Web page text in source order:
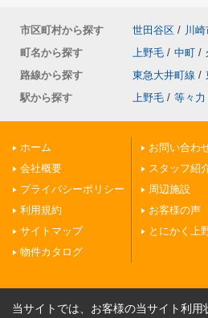
市区町村から探す 世田谷区 / 川
町名から探す
上野毛 / 中町 /
路線から探す
東急大井町線 /
駅から探す
上野毛 / 等々力
ホーム
会社概要
プライバシーポリシー
利用規約
サイトマップ
物件カタログ
お問い合わ
スタッフ紹
周辺施設
お客様の声
とにかく上
当サイトでは、お客様の当サイト利